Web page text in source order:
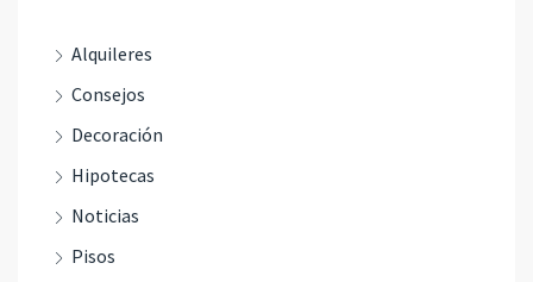
Alquileres
Consejos
Decoración
Hipotecas
Noticias
Pisos